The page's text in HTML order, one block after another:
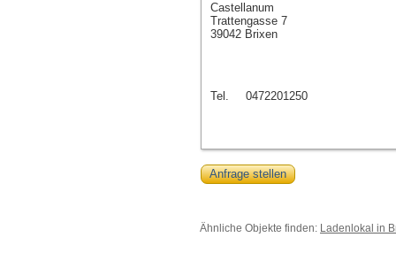
Castellanum
Trattengasse 7
39042 Brixen
Tel. 0472201250
Anfrage stellen
Ähnliche Objekte finden: Ladenlokal in